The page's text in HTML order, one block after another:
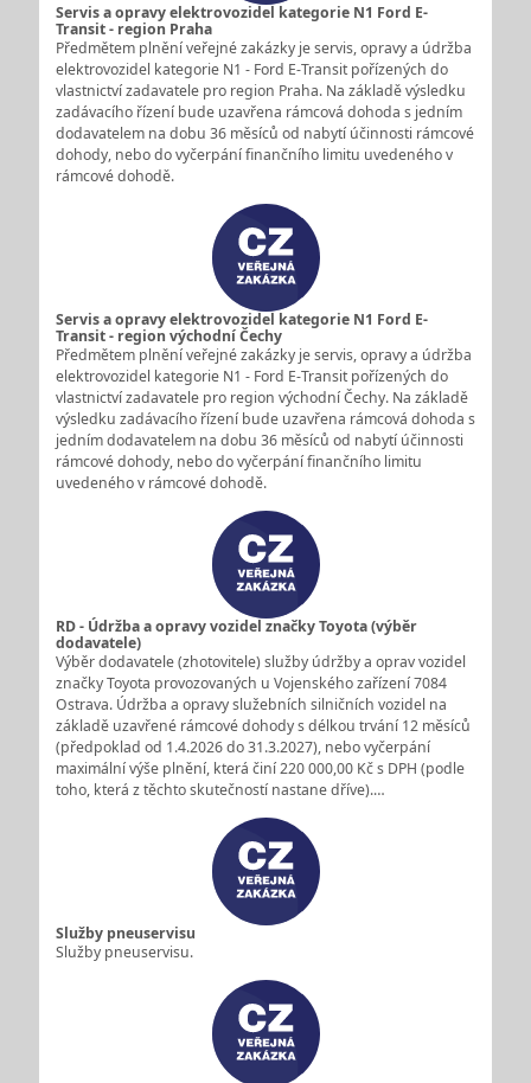
Servis a opravy elektrovozidel kategorie N1 Ford E-
Transit - region Praha
Předmětem plnění veřejné zakázky je servis, opravy a údržba
elektrovozidel kategorie N1 - Ford E-Transit pořízených do
vlastnictví zadavatele pro region Praha. Na základě výsledku
zadávacího řízení bude uzavřena rámcová dohoda s jedním
dodavatelem na dobu 36 měsíců od nabytí účinnosti rámcové
dohody, nebo do vyčerpání finančního limitu uvedeného v
rámcové dohodě.
Servis a opravy elektrovozidel kategorie N1 Ford E-
Transit - region východní Čechy
Předmětem plnění veřejné zakázky je servis, opravy a údržba
elektrovozidel kategorie N1 - Ford E-Transit pořízených do
vlastnictví zadavatele pro region východní Čechy. Na základě
výsledku zadávacího řízení bude uzavřena rámcová dohoda s
jedním dodavatelem na dobu 36 měsíců od nabytí účinnosti
rámcové dohody, nebo do vyčerpání finančního limitu
uvedeného v rámcové dohodě.
RD - Údržba a opravy vozidel značky Toyota (výběr
dodavatele)
Výběr dodavatele (zhotovitele) služby údržby a oprav vozidel
značky Toyota provozovaných u Vojenského zařízení 7084
Ostrava. Údržba a opravy služebních silničních vozidel na
základě uzavřené rámcové dohody s délkou trvání 12 měsíců
(předpoklad od 1.4.2026 do 31.3.2027), nebo vyčerpání
maximální výše plnění, která činí 220 000,00 Kč s DPH (podle
toho, která z těchto skutečností nastane dříve).…
Služby pneuservisu
Služby pneuservisu.